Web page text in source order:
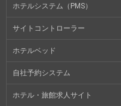
ホテルシステム（PMS）
サイトコントローラー
ホテルベッド
自社予約システム
ホテル・旅館求人サイト